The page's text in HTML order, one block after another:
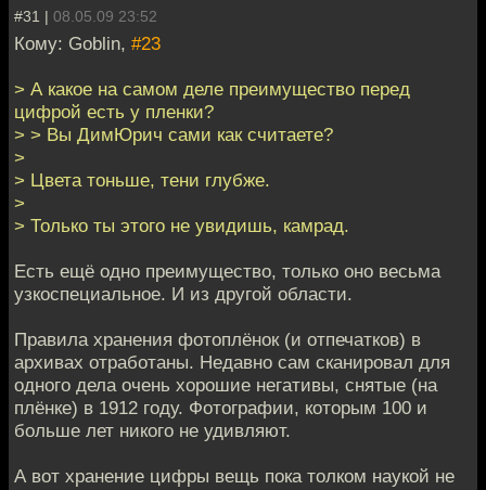
#31 | 08.05.09 23:52
Кому: Goblin, #23
> А какое на самом деле преимущество перед
цифрой есть у пленки?
> > Вы ДимЮрич сами как считаете?
>
> Цвета тоньше, тени глубже.
>
> Только ты этого не увидишь, камрад.
Есть ещё одно преимущество, только оно весьма
узкоспециальное. И из другой области.
Правила хранения фотоплёнок (и отпечатков) в
архивах отработаны. Недавно сам сканировал для
одного дела очень хорошие негативы, снятые (на
плёнке) в 1912 году. Фотографии, которым 100 и
больше лет никого не удивляют.
А вот хранение цифры вещь пока толком наукой не